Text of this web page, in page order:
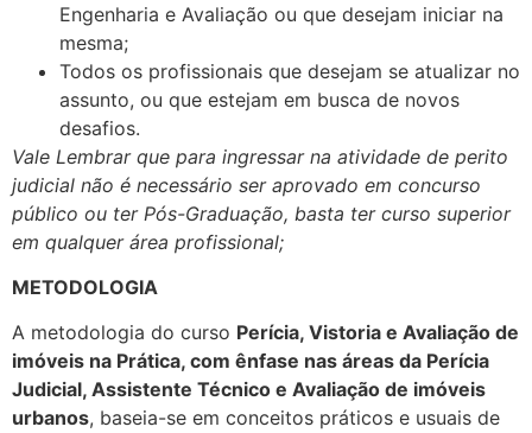
Engenharia e Avaliação ou que desejam iniciar na
mesma;
Todos os profissionais que desejam se atualizar no
assunto, ou que estejam em busca de novos
desafios.
Vale Lembrar que para ingressar na atividade de perito
judicial não é necessário ser aprovado em concurso
público ou ter Pós-Graduação, basta ter curso superior
em qualquer área profissional;
METODOLOGIA
A metodologia do curso Perícia, Vistoria e Avaliação de
imóveis na Prática, com ênfase nas áreas da Perícia
Judicial, Assistente Técnico e Avaliação de imóveis
urbanos, baseia-se em conceitos práticos e usuais de